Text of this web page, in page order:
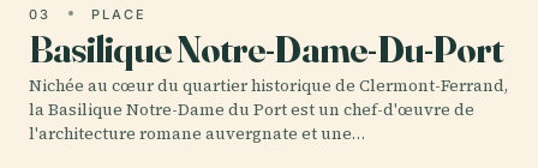
03 PLACE
Basilique Notre-Dame-Du-Port
Nichée au cœur du quartier historique de Clermont-Ferrand,
la Basilique Notre-Dame du Port est un chef-d'œuvre de
l'architecture romane auvergnate et une…